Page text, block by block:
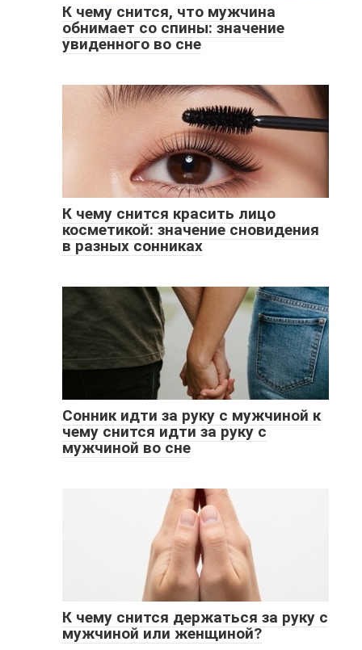
К чему снится, что мужчина
обнимает со спины: значение
увиденного во сне
К чему снится красить лицо
косметикой: значение сновидения
в разных сонниках
Сонник идти за руку с мужчиной к
чему снится идти за руку с
мужчиной во сне
К чему снится держаться за руку с
мужчиной или женщиной?